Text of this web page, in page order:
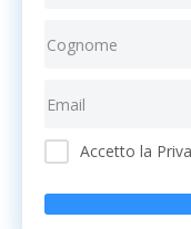
Accetto la